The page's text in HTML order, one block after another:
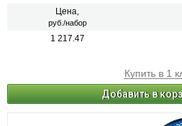
Цена,
руб./набор
1 217.47
Купить в 1
Добавить в